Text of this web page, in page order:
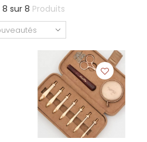
8 sur 8 Produits